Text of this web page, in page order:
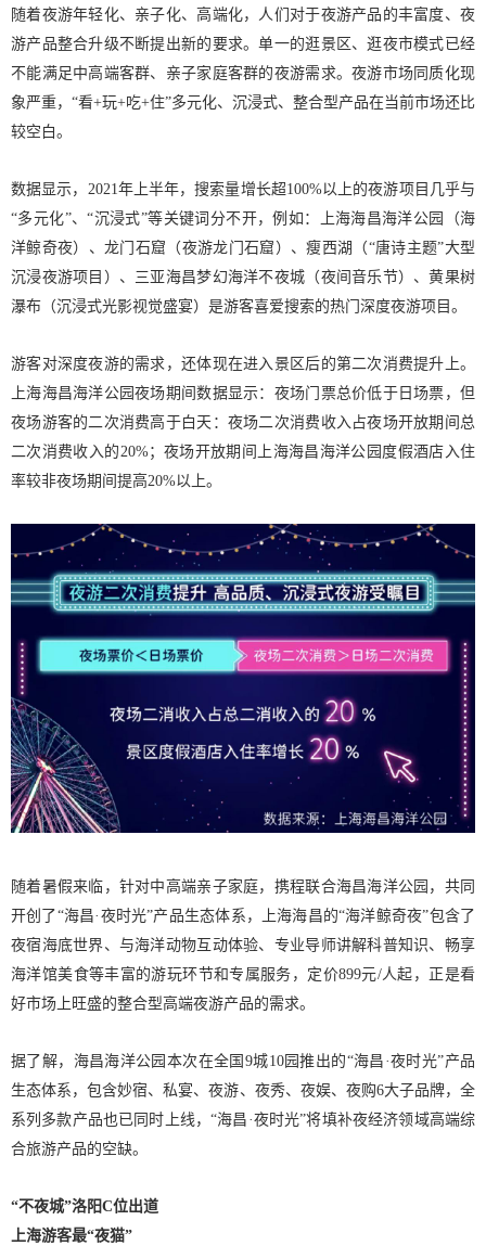
随着夜游年轻化、亲子化、高端化，人们对于夜游产品的丰富度、夜
游产品整合升级不断提出新的要求。单一的逛景区、逛夜市模式已经
不能满足中高端客群、亲子家庭客群的夜游需求。夜游市场同质化现
象严重，“看+玩+吃+住”多元化、沉浸式、整合型产品在当前市场还比
较空白。
数据显示，2021年上半年，搜索量增长超100%以上的夜游项目几乎与
“多元化”、“沉浸式”等关键词分不开，例如：上海海昌海洋公园（海
洋鲸奇夜）、龙门石窟（夜游龙门石窟）、瘦西湖（“唐诗主题”大型
沉浸夜游项目）、三亚海昌梦幻海洋不夜城（夜间音乐节）、黄果树
瀑布（沉浸式光影视觉盛宴）是游客喜爱搜索的热门深度夜游项目。
游客对深度夜游的需求，还体现在进入景区后的第二次消费提升上。
上海海昌海洋公园夜场期间数据显示：夜场门票总价低于日场票，但
夜场游客的二次消费高于白天：夜场二次消费收入占夜场开放期间总
二次消费收入的20%；夜场开放期间上海海昌海洋公园度假酒店入住
率较非夜场期间提高20%以上。
随着暑假来临，针对中高端亲子家庭，携程联合海昌海洋公园，共同
开创了“海昌·夜时光”产品生态体系，上海海昌的“海洋鲸奇夜”包含了
夜宿海底世界、与海洋动物互动体验、专业导师讲解科普知识、畅享
海洋馆美食等丰富的游玩环节和专属服务，定价899元/人起，正是看
好市场上旺盛的整合型高端夜游产品的需求。
据了解，海昌海洋公园本次在全国9城10园推出的“海昌·夜时光”产品
生态体系，包含妙宿、私宴、夜游、夜秀、夜娱、夜购6大子品牌，全
系列多款产品也已同时上线，“海昌·夜时光”将填补夜经济领域高端综
合旅游产品的空缺。
“不夜城”洛阳C位出道
上海游客最“夜猫”